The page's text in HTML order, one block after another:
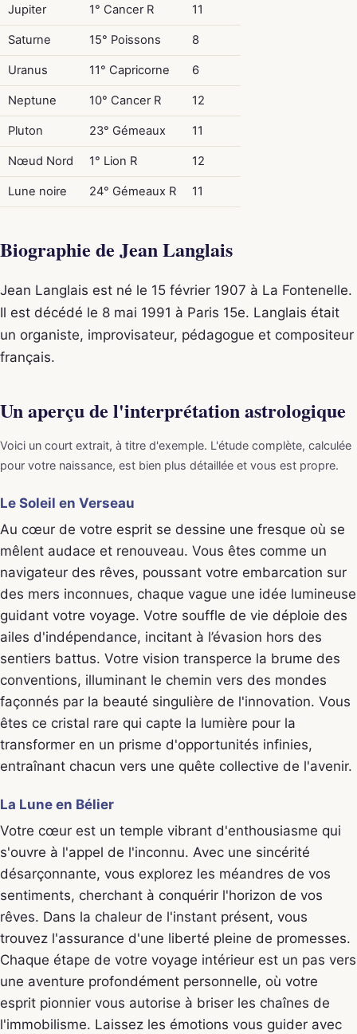
Jupiter 1° Cancer R 11
Saturne 15° Poissons 8
Uranus 11° Capricorne 6
Neptune 10° Cancer R 12
Pluton 23° Gémeaux 11
Nœud Nord 1° Lion R 12
Lune noire 24° Gémeaux R 11
Biographie de Jean Langlais
Jean Langlais est né le 15 février 1907 à La Fontenelle.
Il est décédé le 8 mai 1991 à Paris 15e. Langlais était
un organiste, improvisateur, pédagogue et compositeur
français.
Un aperçu de l'interprétation astrologique
Voici un court extrait, à titre d'exemple. L'étude complète, calculée
pour votre naissance, est bien plus détaillée et vous est propre.
Le Soleil en Verseau
Au cœur de votre esprit se dessine une fresque où se
mêlent audace et renouveau. Vous êtes comme un
navigateur des rêves, poussant votre embarcation sur
des mers inconnues, chaque vague une idée lumineuse
guidant votre voyage. Votre souffle de vie déploie des
ailes d'indépendance, incitant à l’évasion hors des
sentiers battus. Votre vision transperce la brume des
conventions, illuminant le chemin vers des mondes
façonnés par la beauté singulière de l'innovation. Vous
êtes ce cristal rare qui capte la lumière pour la
transformer en un prisme d'opportunités infinies,
entraînant chacun vers une quête collective de l'avenir.
La Lune en Bélier
Votre cœur est un temple vibrant d'enthousiasme qui
s'ouvre à l'appel de l'inconnu. Avec une sincérité
désarçonnante, vous explorez les méandres de vos
sentiments, cherchant à conquérir l'horizon de vos
rêves. Dans la chaleur de l'instant présent, vous
trouvez l'assurance d'une liberté pleine de promesses.
Chaque étape de votre voyage intérieur est un pas vers
une aventure profondément personnelle, où votre
esprit pionnier vous autorise à briser les chaînes de
l'immobilisme. Laissez les émotions vous guider avec